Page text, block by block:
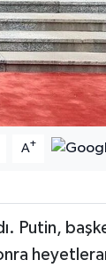
A+
Putin,